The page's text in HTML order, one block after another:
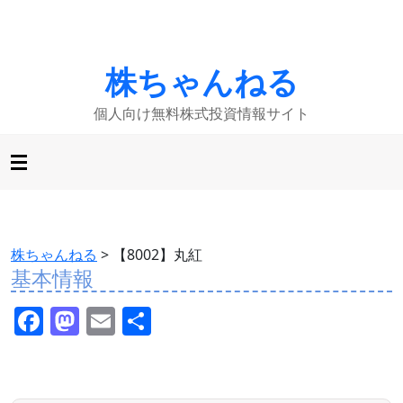
株ちゃんねる
個人向け無料株式投資情報サイト
株ちゃんねる > 【8002】丸紅
基本情報
F M E